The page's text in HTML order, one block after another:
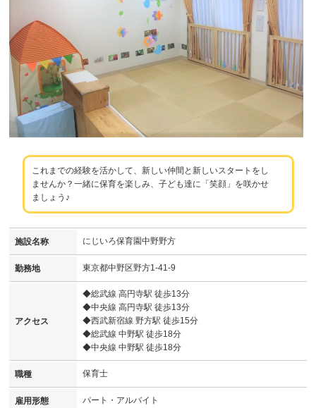
これまでの経験を活かして、新しい仲間と新しいスタートをし
ませんか？一緒に保育を楽しみ、子ども達に「笑顔」を咲かせ
ましょう♪
施設名称 にじいろ保育園中野野方
勤務地 東京都中野区野方1-41-9
アクセス
◆総武線 高円寺駅 徒歩13分
◆中央線 高円寺駅 徒歩13分
◆西武新宿線 野方駅 徒歩15分
◆総武線 中野駅 徒歩18分
◆中央線 中野駅 徒歩18分
職種 保育士
雇用形態 パート・アルバイト